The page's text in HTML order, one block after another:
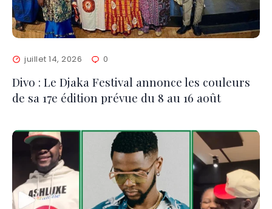
juillet 14, 2026 0
Divo : Le Djaka Festival annonce les couleurs
de sa 17e édition prévue du 8 au 16 août